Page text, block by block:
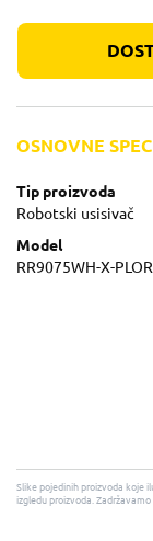
OSNOVNE
Tip proizvoda
Robotski usisivač
Model
RR9075WH-X-
Slike pojedinih proizvoda koje
izgledu proizvoda.